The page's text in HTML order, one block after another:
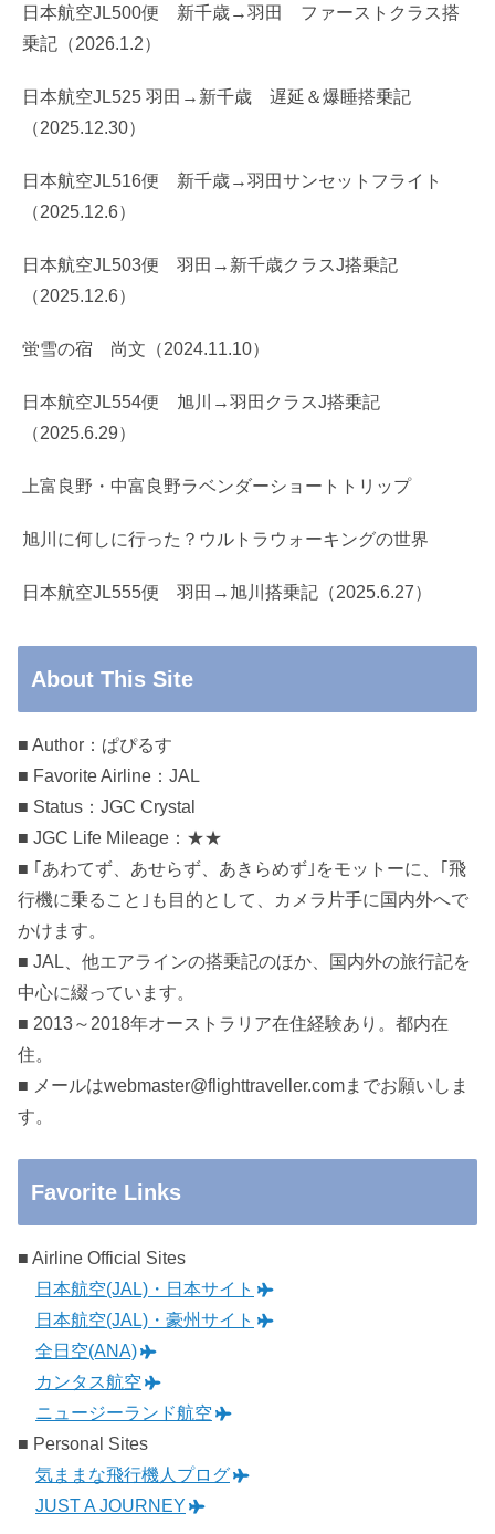
日本航空JL500便 新千歳→羽田 ファーストクラス搭
乗記（2026.1.2）
日本航空JL525 羽田→新千歳 遅延＆爆睡搭乗記
（2025.12.30）
日本航空JL516便 新千歳→羽田サンセットフライト
（2025.12.6）
日本航空JL503便 羽田→新千歳クラスJ搭乗記
（2025.12.6）
蛍雪の宿 尚文（2024.11.10）
日本航空JL554便 旭川→羽田クラスJ搭乗記
（2025.6.29）
上富良野・中富良野ラベンダーショートトリップ
旭川に何しに行った？ウルトラウォーキングの世界
日本航空JL555便 羽田→旭川搭乗記（2025.6.27）
About This Site
■ Author：ぱぴるす
■ Favorite Airline：JAL
■ Status：JGC Crystal
■ JGC Life Mileage：★★
■ ｢あわてず、あせらず、あきらめず｣をモットーに、｢飛
行機に乗ること｣も目的として、カメラ片手に国内外へで
かけます。
■ JAL、他エアラインの搭乗記のほか、国内外の旅行記を
中心に綴っています。
■ 2013～2018年オーストラリア在住経験あり。都内在
住。
■ メールはwebmaster@flighttraveller.comまでお願いしま
す。
Favorite Links
■ Airline Official Sites
日本航空(JAL)・日本サイト
日本航空(JAL)・豪州サイト
全日空(ANA)
カンタス航空
ニュージーランド航空
■ Personal Sites
気ままな飛行機人プログ
JUST A JOURNEY